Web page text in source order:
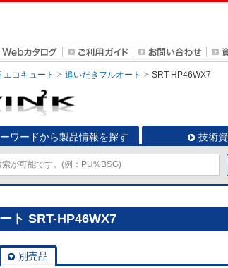
エコキュート 追いだきフルオート SRT-HP46WX7
ワードから製品情報を探す 技術
ト SRT-HP46WX7
別売品